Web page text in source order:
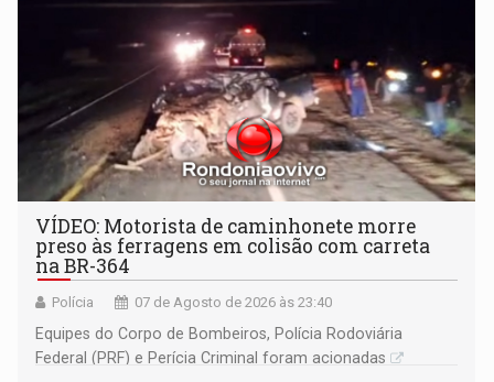
VÍDEO: Motorista de caminhonete morre
preso às ferragens em colisão com carreta
na BR-364
Polícia 07 de Agosto de 2026 às 23:40
Equipes do Corpo de Bombeiros, Polícia Rodoviária
Federal (PRF) e Perícia Criminal foram acionadas